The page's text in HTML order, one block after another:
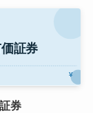
券